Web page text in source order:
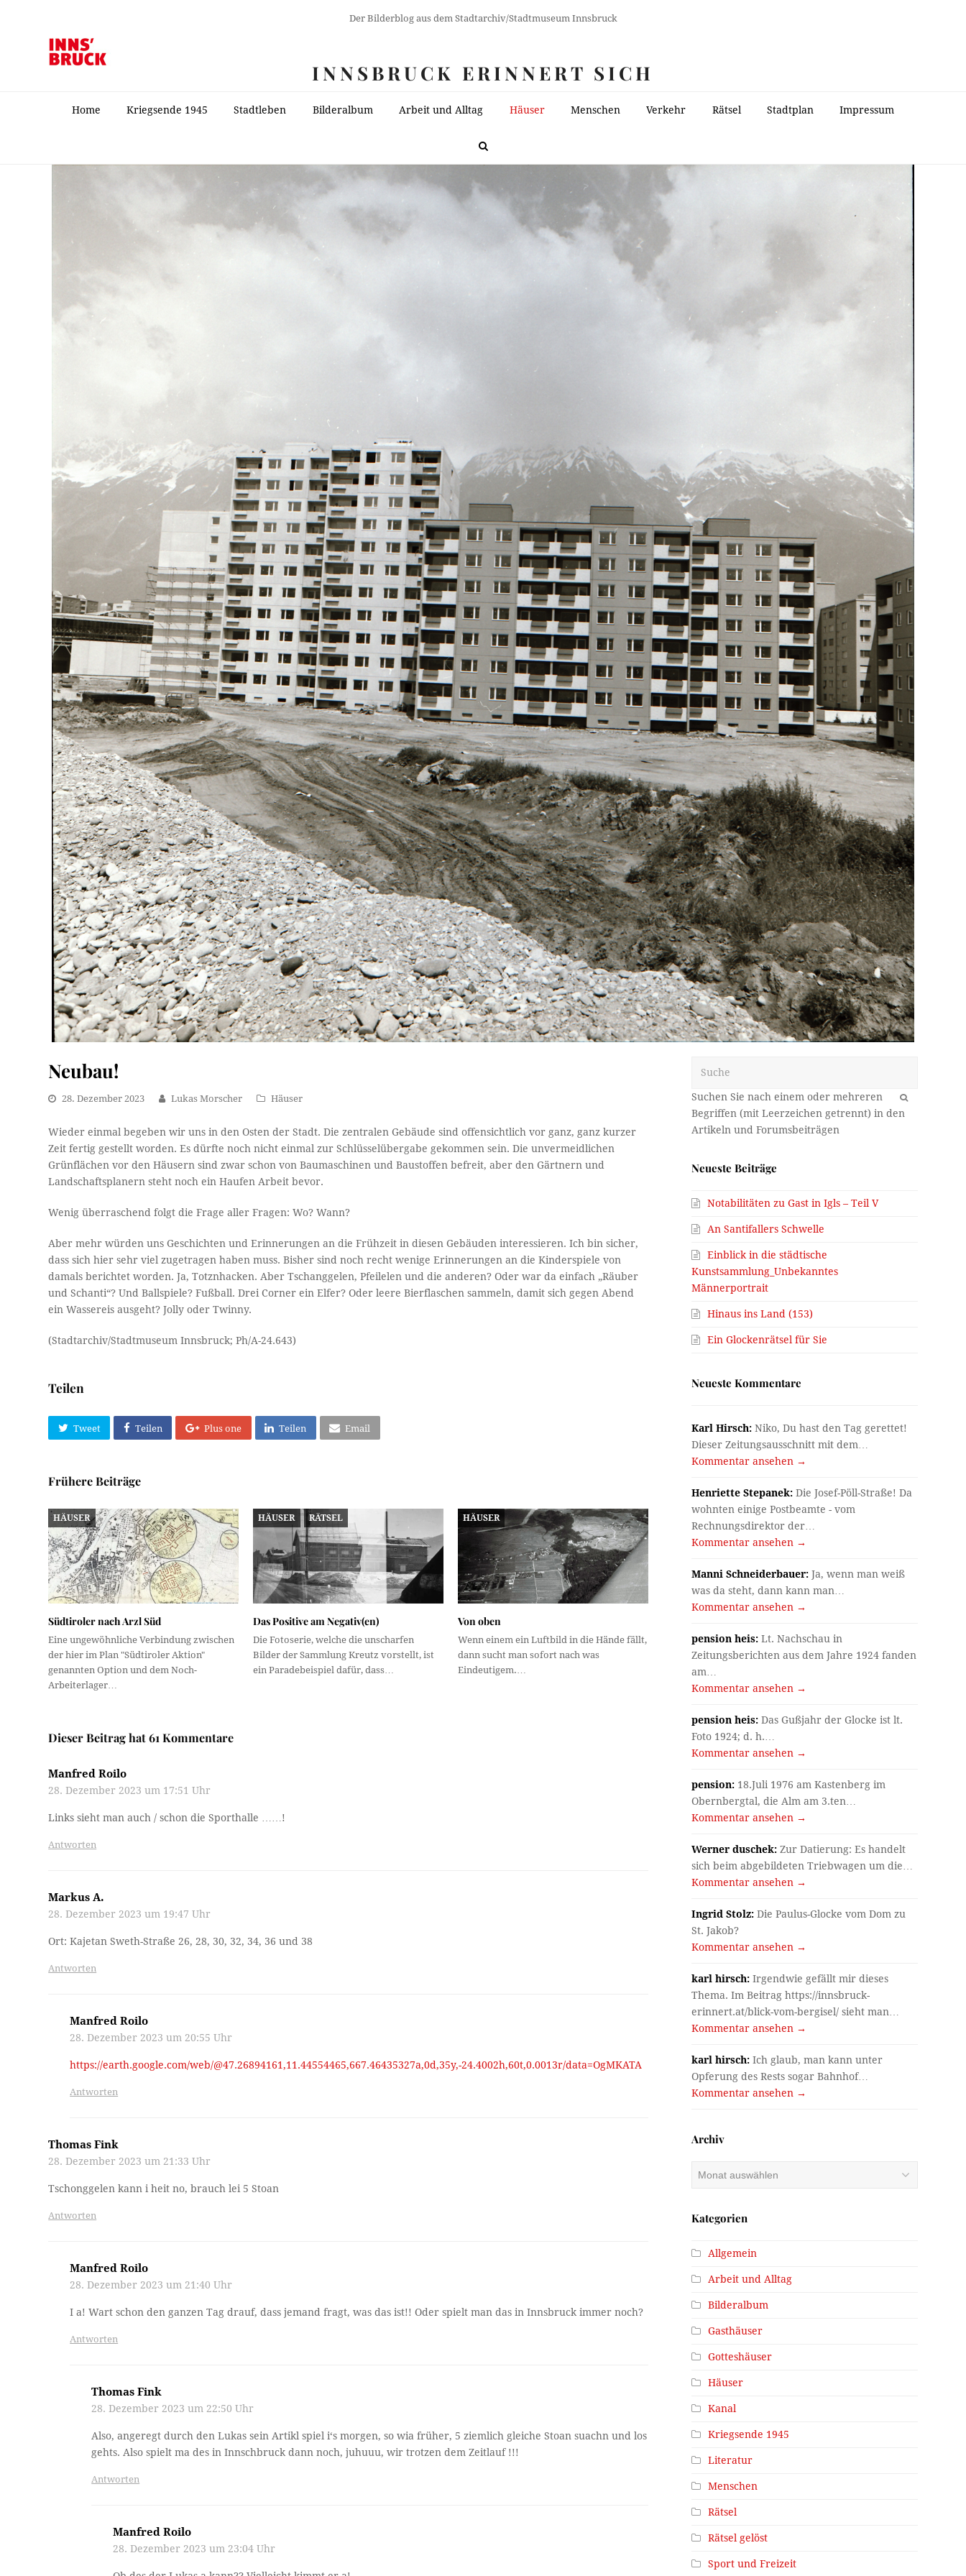
Der Bilderblog aus dem Stadtarchiv/Stadtmuseum Innsbruck
INNSBRUCK ERINNERT SICH
Home Kriegsende 1945 Stadtleben Bilderalbum Arbeit und Alltag Häuser Menschen Verkehr Rätsel Stadtplan Impressum
Neubau!
28. Dezember 2023 Lukas Morscher Häuser
Wieder einmal begeben wir uns in den Osten der Stadt. Die zentralen Gebäude sind offensichtlich vor ganz, ganz kurzer
Zeit fertig gestellt worden. Es dürfte noch nicht einmal zur Schlüsselübergabe gekommen sein. Die unvermeidlichen
Grünflächen vor den Häusern sind zwar schon von Baumaschinen und Baustoffen befreit, aber den Gärtnern und
Landschaftsplanern steht noch ein Haufen Arbeit bevor.
Wenig überraschend folgt die Frage aller Fragen: Wo? Wann?
Aber mehr würden uns Geschichten und Erinnerungen an die Frühzeit in diesen Gebäuden interessieren. Ich bin sicher,
dass sich hier sehr viel zugetragen haben muss. Bisher sind noch recht wenige Erinnerungen an die Kinderspiele von
damals berichtet worden. Ja, Totznhacken. Aber Tschanggelen, Pfeilelen und die anderen? Oder war da einfach „Räuber
und Schanti“? Und Ballspiele? Fußball. Drei Corner ein Elfer? Oder leere Bierflaschen sammeln, damit sich gegen Abend
ein Wassereis ausgeht? Jolly oder Twinny.
(Stadtarchiv/Stadtmuseum Innsbruck; Ph/A-24.643)
Teilen
Tweet Teilen Plus one Teilen Email
Frühere Beiträge
HÄUSER
Südtiroler nach Arzl Süd
Eine ungewöhnliche Verbindung zwischen
der hier im Plan "Südtiroler Aktion"
genannten Option und dem Noch-
Arbeiterlager…
HÄUSER RÄTSEL
Das Positive am Negativ(en)
Die Fotoserie, welche die unscharfen
Bilder der Sammlung Kreutz vorstellt, ist
ein Paradebeispiel dafür, dass…
HÄUSER
Von oben
Wenn einem ein Luftbild in die Hände fällt,
dann sucht man sofort nach was
Eindeutigem.…
Dieser Beitrag hat 61 Kommentare
Manfred Roilo
28. Dezember 2023 um 17:51 Uhr
Links sieht man auch / schon die Sporthalle ……!
Antworten
Markus A.
28. Dezember 2023 um 19:47 Uhr
Ort: Kajetan Sweth-Straße 26, 28, 30, 32, 34, 36 und 38
Antworten
Manfred Roilo
28. Dezember 2023 um 20:55 Uhr
https://earth.google.com/web/@47.26894161,11.44554465,667.46435327a,0d,35y,-24.4002h,60t,0.0013r/data=OgMKATA
Antworten
Thomas Fink
28. Dezember 2023 um 21:33 Uhr
Tschonggelen kann i heit no, brauch lei 5 Stoan
Antworten
Manfred Roilo
28. Dezember 2023 um 21:40 Uhr
I a! Wart schon den ganzen Tag drauf, dass jemand fragt, was das ist!! Oder spielt man das in Innsbruck immer noch?
Antworten
Thomas Fink
28. Dezember 2023 um 22:50 Uhr
Also, angeregt durch den Lukas sein Artikl spiel i‘s morgen, so wia früher, 5 ziemlich gleiche Stoan suachn und los
gehts. Also spielt ma des in Innschbruck dann noch, juhuuu, wir trotzen dem Zeitlauf !!!
Antworten
Manfred Roilo
28. Dezember 2023 um 23:04 Uhr
OK
Neueste Beiträge
Notabilitäten zu Gast in Igls – Teil V
An Santifallers Schwelle
Einblick in die städtische
Kunstsammlung_Unbekanntes
Männerportrait
Hinaus ins Land (153)
Ein Glockenrätsel für Sie
Neueste Kommentare
Karl Hirsch: Niko, Du hast den Tag gerettet!
Dieser Zeitungsausschnitt mit dem…
Kommentar ansehen →
Henriette Stepanek: Die Josef-Pöll-Straße! Da
wohnten einige Postbeamte - vom
Rechnungsdirektor der…
Kommentar ansehen →
Manni Schneiderbauer: Ja, wenn man weiß
was da steht, dann kann man…
Kommentar ansehen →
pension heis: Lt. Nachschau in
Zeitungsberichten aus dem Jahre 1924 fanden
am…
Kommentar ansehen →
pension heis: Das Gußjahr der Glocke ist lt.
Foto 1924; d. h.…
Kommentar ansehen →
pension: 18.Juli 1976 am Kastenberg im
Obernbergtal, die Alm am 3.ten…
Kommentar ansehen →
Werner duschek: Zur Datierung: Es handelt
sich beim abgebildeten Triebwagen um die…
Kommentar ansehen →
Ingrid Stolz: Die Paulus-Glocke vom Dom zu
St. Jakob?
Kommentar ansehen →
karl hirsch: Irgendwie gefällt mir dieses
Thema. Im Beitrag https://innsbruck-
erinnert.at/blick-vom-bergisel/ sieht man…
Kommentar ansehen →
karl hirsch: Ich glaub, man kann unter
Opferung des Rests sogar Bahnhof…
Kommentar ansehen →
Archiv
Kategorien
Allgemein
Arbeit und Alltag
Bilderalbum
Gasthäuser
Gotteshäuser
Häuser
Kanal
Kriegsende 1945
Literatur
Menschen
Rätsel
Rätsel gelöst
Sport und Freizeit